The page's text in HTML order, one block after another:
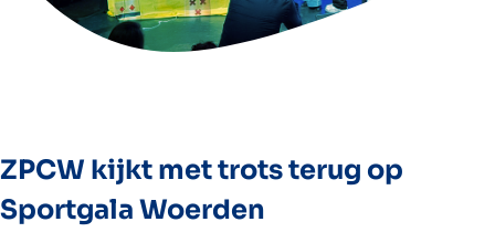
ZPCW kijkt met trots terug op
Sportgala Woerden